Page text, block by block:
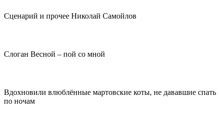
Сценарий и прочее Николай Самойлов
Слоган Весной – пой со мной
Вдохновили влюблённые мартовские коты, не дававшие спать
по ночам